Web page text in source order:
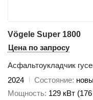
Vögele Super 1800
Цена по запросу
Асфальтоукладчик
2024
Состояние
Мощность 129 кВт